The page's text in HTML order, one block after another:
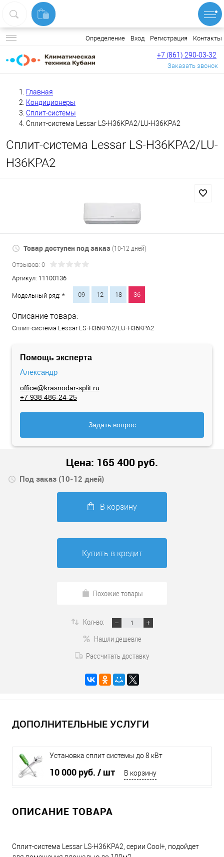
Определение Вход Регистрация Контакты
+7 (861) 290-03-32
Заказать звонок
Главная
Кондиционеры
Сплит-системы
Сплит-система Lessar LS-H36KPA2/LU-H36KPA2
Сплит-система Lessar LS-H36KPA2/LU-
H36KPA2
Товар доступен под заказ (10-12 дней)
Отзывов: 0
Артикул: 11100136
Модельный ряд: * 09 12 18 36
Описание товара:
Сплит-система Lessar LS-H36KPA2/LU-H36KPA2
Помощь эксперта
Александр
office@krasnodar-split.ru
+7 938 486-24-25
Задать вопрос
Цена: 165 400 руб.
Под заказ (10-12 дней)
В корзину
Купить в кредит
Похожие товары
Кол-во:
Нашли дешевле
Рассчитать доставку
ДОПОЛНИТЕЛЬНЫЕ УСЛУГИ
Установка сплит системы до 8 кВт
10 000 руб. / шт В корзину
ОПИСАНИЕ ТОВАРА
Сплит-система Lessar LS-H36KPA2, серии Cool+, подойдет